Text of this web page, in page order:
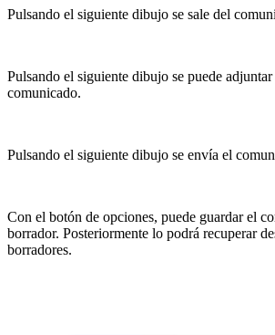
Pulsando el siguiente dibujo se sale del
Pulsando el siguiente dibujo se puede
comunicado.
Pulsando el siguiente dibujo se envía el
Con el botón de opciones, puede guardar el
borrador. Posteriormente lo podrá recuperar
borradores.